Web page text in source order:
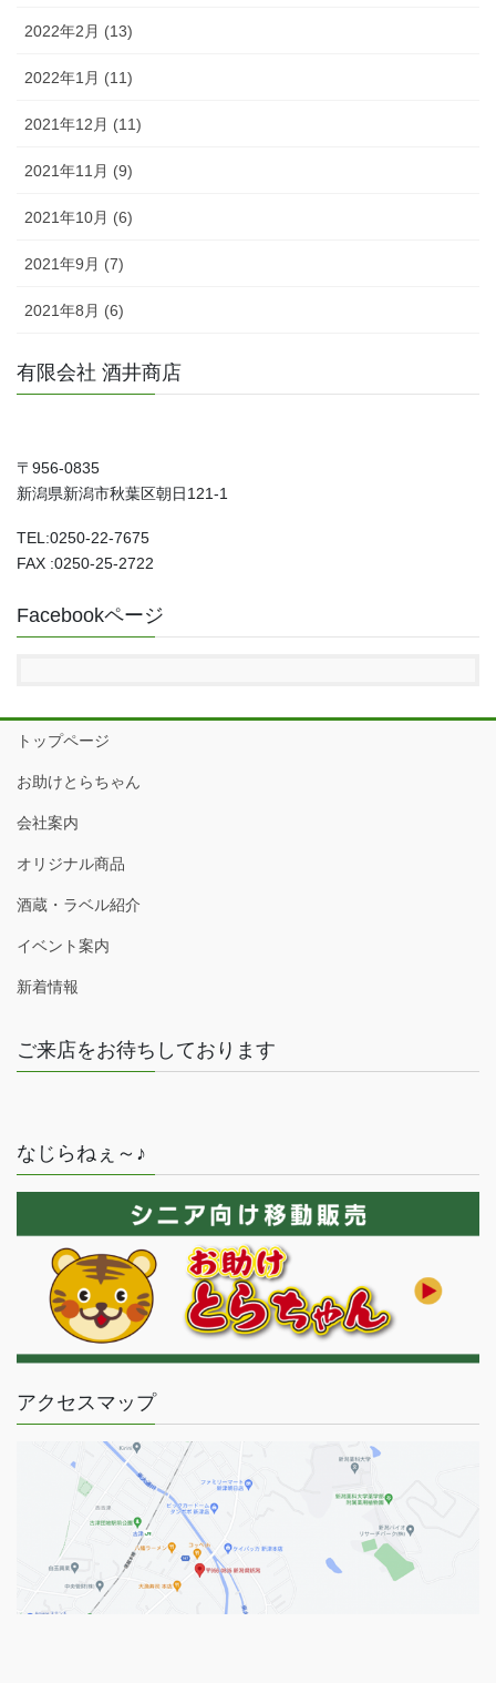
2022年2月 (13)
2022年1月 (11)
2021年12月 (11)
2021年11月 (9)
2021年10月 (6)
2021年9月 (7)
2021年8月 (6)
有限会社 酒井商店
〒956-0835
新潟県新潟市秋葉区朝日121-1
TEL:0250-22-7675
FAX :0250-25-2722
Facebookページ
トップページ
お助けとらちゃん
会社案内
オリジナル商品
酒蔵・ラベル紹介
イベント案内
新着情報
ご来店をお待ちしております
なじらねぇ～♪
アクセスマップ